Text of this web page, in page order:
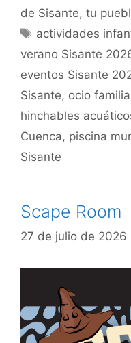
de Sisante, tu
actividades
verano Sisante
eventos Sisante
Sisante, ocio
hinchables
Cuenca, piscina
Sisante
Scape Room
27 de julio de 2026